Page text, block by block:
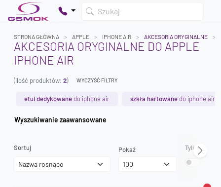
Szukaj
Dodaj produkty, aby kontynuować.
STRONA GŁÓWNA APPLE IPHONE AIR AKCESORIA ORYGINALNE
AKCESORIA ORYGINALNE DO APPLE
IPHONE AIR
(ilość produktów: 2) WYCZYŚĆ FILTRY
etui dedykowane do iphone air szkła hartowane do iphone air
Wyszukiwanie zaawansowane
Sortuj Pokaż Tylko